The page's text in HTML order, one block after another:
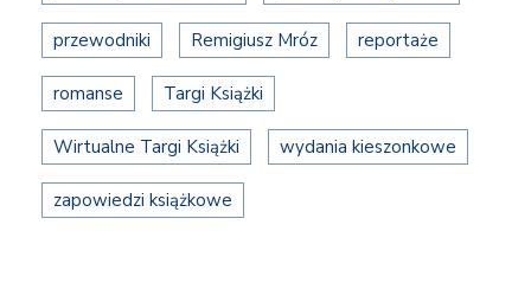
przewodniki Remigiusz Mróz reportaże
romanse Targi Książki
Wirtualne Targi Książki wydania kieszonkowe
zapowiedzi książkowe